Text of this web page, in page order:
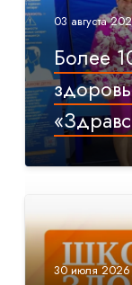
03 августа
Более
30 июля 2026